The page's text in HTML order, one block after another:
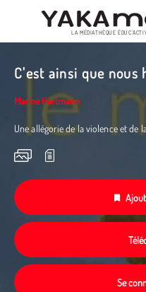
principal
LA MÉDIATHÈQUE
C'est ainsi que nous
Marine Hartmann
Une allégorie de la violence et de
Se